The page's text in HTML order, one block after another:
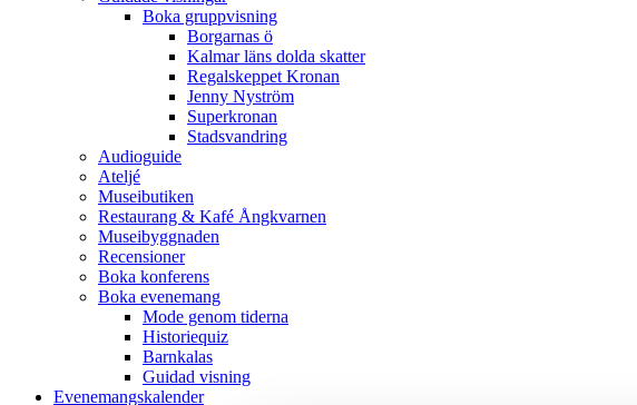
Boka gruppvisning
Borgarnas ö
Kalmar läns dolda skatter
Regalskeppet Kronan
Jenny Nyström
Superkronan
Stadsvandring
Audioguide
Ateljé
Museibutiken
Restaurang & Kafé Ångkvarnen
Museibyggnaden
Recensioner
Boka konferens
Boka evenemang
Mode genom tiderna
Historiequiz
Barnkalas
Guidad visning
Evenemangskalender